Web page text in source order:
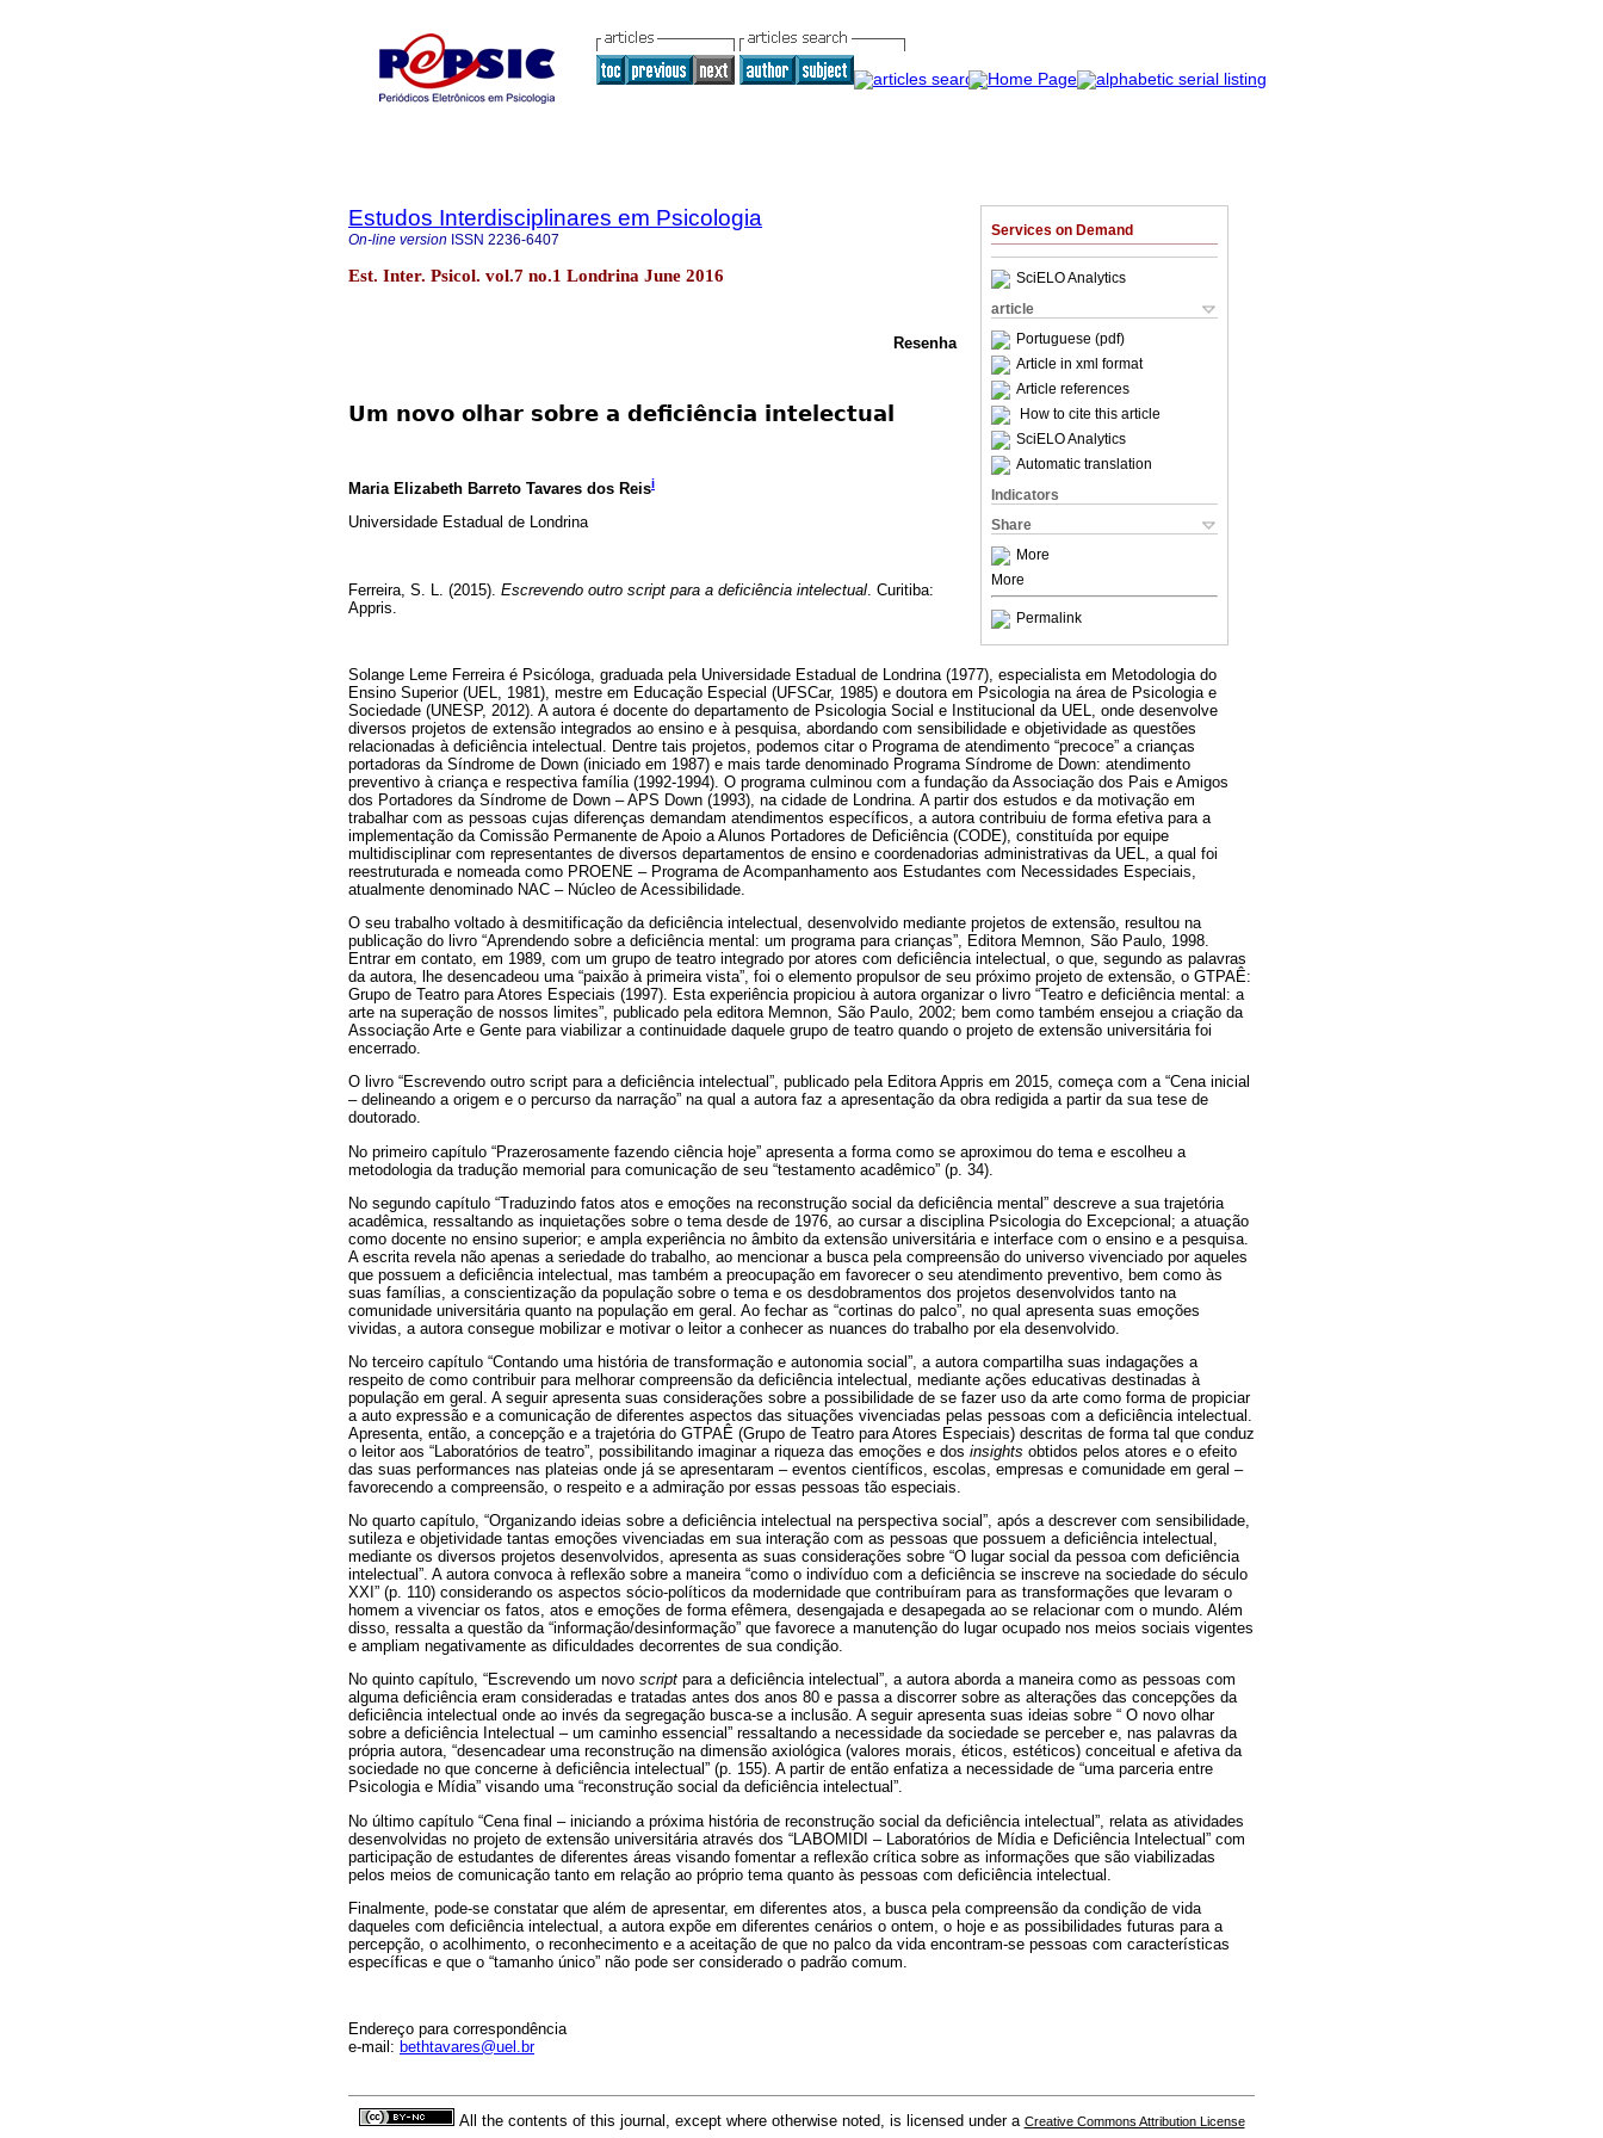
Services on Demand
SciELO Analytics
article
Portuguese (pdf)
Article in xml format
Article references
How to cite this article
SciELO Analytics
Automatic translation
Indicators
Share
More
More
Permalink
Estudos Interdisciplinares em Psicologia
On-line version ISSN 2236-6407
Est. Inter. Psicol. vol.7 no.1 Londrina June 2016
Resenha
Um novo olhar sobre a deficiência intelectual
Maria Elizabeth Barreto Tavares dos Reisi
Universidade Estadual de Londrina
Ferreira, S. L. (2015). Escrevendo outro script para a deficiência intelectual . Curitiba:
Appris.
Solange Leme Ferreira é Psicóloga, graduada pela Universidade Estadual de Londrina (1977), especialista em Metodologia do
Ensino Superior (UEL, 1981), mestre em Educação Especial (UFSCar, 1985) e doutora em Psicologia na área de Psicologia e
Sociedade (UNESP, 2012). A autora é docente do departamento de Psicologia Social e Institucional da UEL, onde desenvolve
diversos projetos de extensão integrados ao ensino e à pesquisa, abordando com sensibilidade e objetividade as questões
relacionadas à deficiência intelectual. Dentre tais projetos, podemos citar o Programa de atendimento “precoce” a crianças
portadoras da Síndrome de Down (iniciado em 1987) e mais tarde denominado Programa Síndrome de Down: atendimento
preventivo à criança e respectiva família (1992-1994). O programa culminou com a fundação da Associação dos Pais e Amigos
dos Portadores da Síndrome de Down – APS Down (1993), na cidade de Londrina. A partir dos estudos e da motivação em
trabalhar com as pessoas cujas diferenças demandam atendimentos específicos, a autora contribuiu de forma efetiva para a
implementação da Comissão Permanente de Apoio a Alunos Portadores de Deficiência (CODE), constituída por equipe
multidisciplinar com representantes de diversos departamentos de ensino e coordenadorias administrativas da UEL, a qual foi
reestruturada e nomeada como PROENE – Programa de Acompanhamento aos Estudantes com Necessidades Especiais,
atualmente denominado NAC – Núcleo de Acessibilidade.
O seu trabalho voltado à desmitificação da deficiência intelectual, desenvolvido mediante projetos de extensão, resultou na
publicação do livro “Aprendendo sobre a deficiência mental: um programa para crianças”, Editora Memnon, São Paulo, 1998.
Entrar em contato, em 1989, com um grupo de teatro integrado por atores com deficiência intelectual, o que, segundo as palavras
da autora, lhe desencadeou uma “paixão à primeira vista”, foi o elemento propulsor de seu próximo projeto de extensão, o GTPAÊ:
Grupo de Teatro para Atores Especiais (1997). Esta experiência propiciou à autora organizar o livro “Teatro e deficiência mental: a
arte na superação de nossos limites”, publicado pela editora Memnon, São Paulo, 2002; bem como também ensejou a criação da
Associação Arte e Gente para viabilizar a continuidade daquele grupo de teatro quando o projeto de extensão universitária foi
encerrado.
O livro “Escrevendo outro script para a deficiência intelectual”, publicado pela Editora Appris em 2015, começa com a “Cena inicial
– delineando a origem e o percurso da narração” na qual a autora faz a apresentação da obra redigida a partir da sua tese de
doutorado.
No primeiro capítulo “Prazerosamente fazendo ciência hoje” apresenta a forma como se aproximou do tema e escolheu a
metodologia da tradução memorial para comunicação de seu “testamento acadêmico” (p. 34).
No segundo capítulo “Traduzindo fatos atos e emoções na reconstrução social da deficiência mental” descreve a sua trajetória
acadêmica, ressaltando as inquietações sobre o tema desde de 1976, ao cursar a disciplina Psicologia do Excepcional; a atuação
como docente no ensino superior; e ampla experiência no âmbito da extensão universitária e interface com o ensino e a pesquisa.
A escrita revela não apenas a seriedade do trabalho, ao mencionar a busca pela compreensão do universo vivenciado por aqueles
que possuem a deficiência intelectual, mas também a preocupação em favorecer o seu atendimento preventivo, bem como às
suas famílias, a conscientização da população sobre o tema e os desdobramentos dos projetos desenvolvidos tanto na
comunidade universitária quanto na população em geral. Ao fechar as “cortinas do palco”, no qual apresenta suas emoções
vividas, a autora consegue mobilizar e motivar o leitor a conhecer as nuances do trabalho por ela desenvolvido.
No terceiro capítulo “Contando uma história de transformação e autonomia social”, a autora compartilha suas indagações a
respeito de como contribuir para melhorar compreensão da deficiência intelectual, mediante ações educativas destinadas à
população em geral. A seguir apresenta suas considerações sobre a possibilidade de se fazer uso da arte como forma de propiciar
a auto expressão e a comunicação de diferentes aspectos das situações vivenciadas pelas pessoas com a deficiência intelectual.
Apresenta, então, a concepção e a trajetória do GTPAÊ (Grupo de Teatro para Atores Especiais) descritas de forma tal que conduz
o leitor aos “Laboratórios de teatro”, possibilitando imaginar a riqueza das emoções e dos insights obtidos pelos atores e o efeito
das suas performances nas plateias onde já se apresentaram – eventos científicos, escolas, empresas e comunidade em geral –
favorecendo a compreensão, o respeito e a admiração por essas pessoas tão especiais.
No quarto capítulo, “Organizando ideias sobre a deficiência intelectual na perspectiva social”, após a descrever com sensibilidade,
sutileza e objetividade tantas emoções vivenciadas em sua interação com as pessoas que possuem a deficiência intelectual,
mediante os diversos projetos desenvolvidos, apresenta as suas considerações sobre “O lugar social da pessoa com deficiência
intelectual”. A autora convoca à reflexão sobre a maneira “como o indivíduo com a deficiência se inscreve na sociedade do século
XXI” (p. 110) considerando os aspectos sócio-políticos da modernidade que contribuíram para as transformações que levaram o
homem a vivenciar os fatos, atos e emoções de forma efêmera, desengajada e desapegada ao se relacionar com o mundo. Além
disso, ressalta a questão da “informação/desinformação” que favorece a manutenção do lugar ocupado nos meios sociais vigentes
e ampliam negativamente as dificuldades decorrentes de sua condição.
No quinto capítulo, “Escrevendo um novo script para a deficiência intelectual”, a autora aborda a maneira como as pessoas com
alguma deficiência eram consideradas e tratadas antes dos anos 80 e passa a discorrer sobre as alterações das concepções da
deficiência intelectual onde ao invés da segregação busca-se a inclusão. A seguir apresenta suas ideias sobre “ O novo olhar
sobre a deficiência Intelectual – um caminho essencial” ressaltando a necessidade da sociedade se perceber e, nas palavras da
própria autora, “desencadear uma reconstrução na dimensão axiológica (valores morais, éticos, estéticos) conceitual e afetiva da
sociedade no que concerne à deficiência intelectual” (p. 155). A partir de então enfatiza a necessidade de “uma parceria entre
Psicologia e Mídia” visando uma “reconstrução social da deficiência intelectual”.
No último capítulo “Cena final – iniciando a próxima história de reconstrução social da deficiência intelectual”, relata as atividades
desenvolvidas no projeto de extensão universitária através dos “LABOMIDI – Laboratórios de Mídia e Deficiência Intelectual” com
participação de estudantes de diferentes áreas visando fomentar a reflexão crítica sobre as informações que são viabilizadas
pelos meios de comunicação tanto em relação ao próprio tema quanto às pessoas com deficiência intelectual.
Finalmente, pode-se constatar que além de apresentar, em diferentes atos, a busca pela compreensão da condição de vida
daqueles com deficiência intelectual, a autora expõe em diferentes cenários o ontem, o hoje e as possibilidades futuras para a
percepção, o acolhimento, o reconhecimento e a aceitação de que no palco da vida encontram-se pessoas com características
específicas e que o “tamanho único” não pode ser considerado o padrão comum.
Endereço para correspondência
e-mail: bethtavares@uel.br
All the contents of this journal, except where otherwise noted, is licensed under a Creative Commons Attribution License